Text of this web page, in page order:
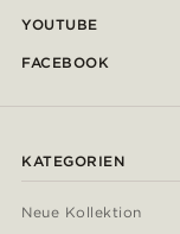
YOUTUBE
FACEBOOK
KATEGORIEN
Neue Kollektion